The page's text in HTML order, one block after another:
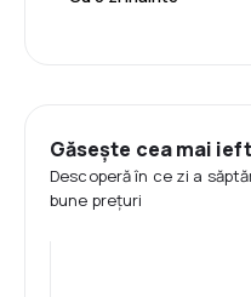
Găsește cea mai
Descoperă în ce zi a
bune prețuri